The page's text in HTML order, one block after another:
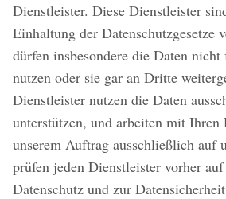
Dienstleister. Diese Dienstleister
Einhaltung der Datenschutzgesetze
dürfen insbesondere die Daten
nutzen oder sie gar an Dritte
Dienstleister nutzen die Daten
unterstützen, und arbeiten mit Ihren
unserem Auftrag ausschließlich auf
prüfen jeden Dienstleister vorher
Datenschutz und zur